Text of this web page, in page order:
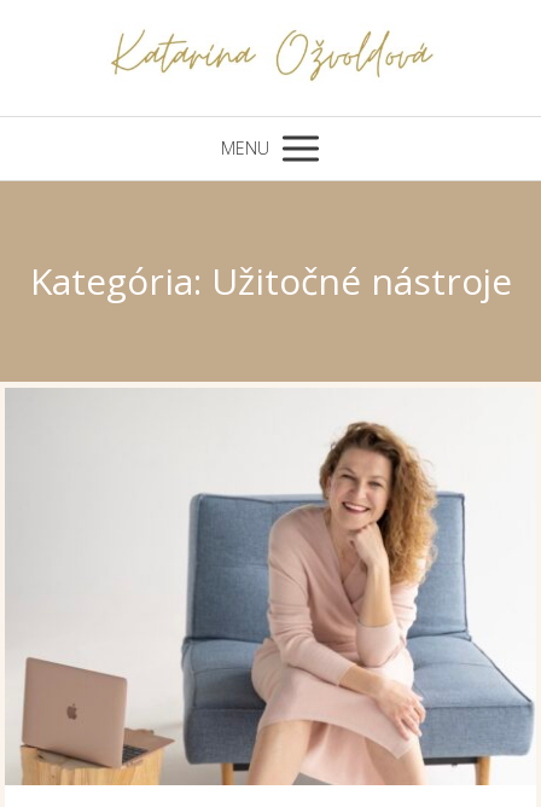
MENU
Kategória: Užitočné nástroje